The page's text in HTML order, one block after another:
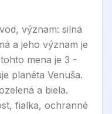
význam: silná
a jeho význam je
mena je 3 -
planéta Venuša.
a biela.
fialka, ochranné